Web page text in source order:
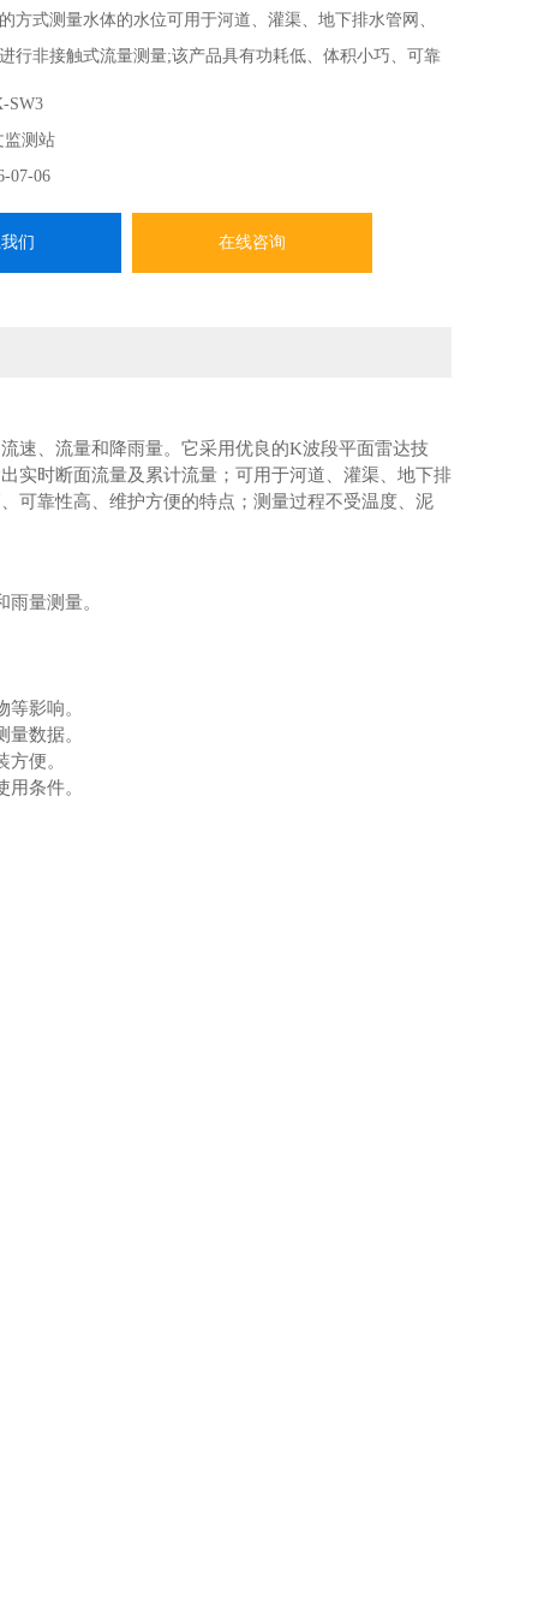
方式测量水体的水位可用于河道、灌渠、地下排水管网、
行非接触式流量测量;该产品具有功耗低、体积小巧、可靠
SW3
监测站
07-06
们 在线咨询
速、流量和降雨量。它采用优良的K波段平面雷达技
实时断面流量及累计流量；可用于河道、灌渠、地下排
可靠性高、维护方便的特点；测量过程不受温度、泥
量测量。
影响。
数据。
便。
条件。